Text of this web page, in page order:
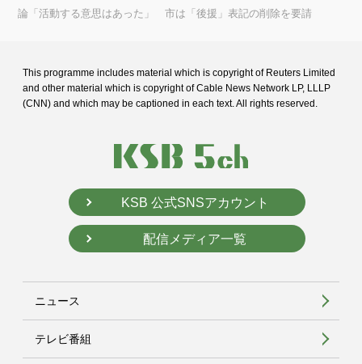
論「活動する意思はあった」 市は「後援」表記の削除を要請
This programme includes material which is copyright of Reuters Limited
and other material which is copyright of Cable News Network LP, LLLP
(CNN) and which may be captioned in each text. All rights reserved.
KSB 公式SNSアカウント
配信メディア一覧
ニュース
テレビ番組